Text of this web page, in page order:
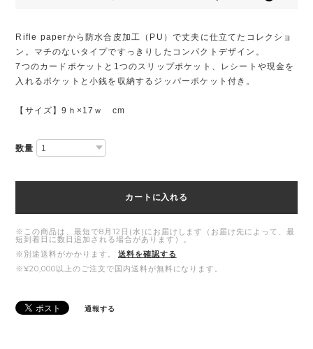
Rifle paperから防水合皮加工（PU）で丈夫に仕立てたコレクショ
ン。マチのないタイプですっきりしたコンパクトデザイン。
7つのカードポケットと1つのスリップポケット、レシートや現金を
入れるポケットと小銭を収納するジッパーポケット付き。
【サイズ】9ｈ×17ｗ cm
数量
カートに入れる
※この商品は、最短で8月12日(水)にお届けします（お届け先によって、最
短到着日に数日追加される場合があります）。
※別途送料がかかります。
送料を確認する
※¥20,000以上のご注文で国内送料が無料になります。
通報する